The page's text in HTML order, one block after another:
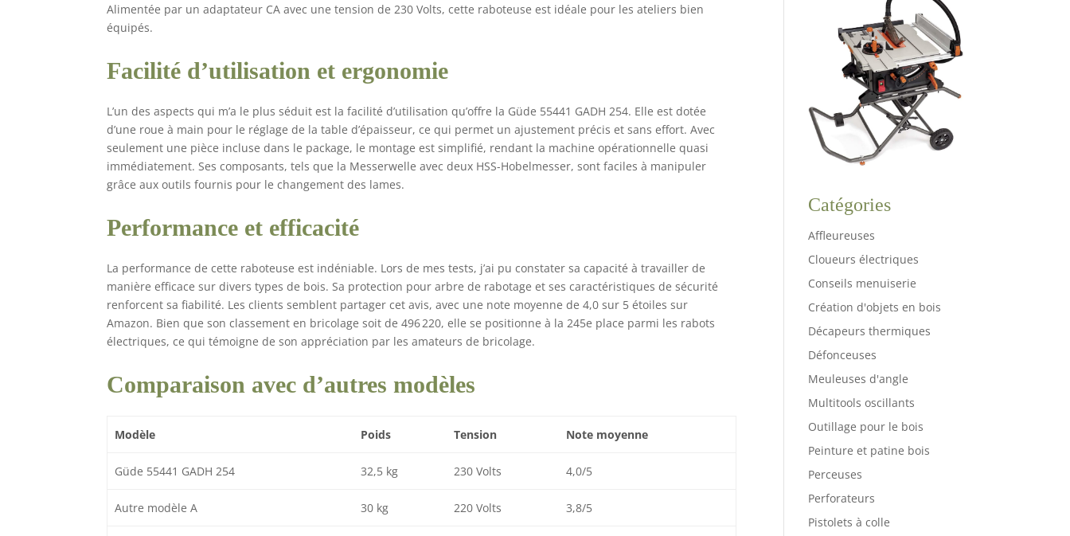
Alimentée par un adaptateur CA avec une tension de 230 Volts, cette raboteuse est idéale pour les ateliers bien
équipés.
Facilité d’utilisation et ergonomie
L’un des aspects qui m’a le plus séduit est la facilité d’utilisation qu’offre la Güde 55441 GADH 254. Elle est dotée
d’une roue à main pour le réglage de la table d’épaisseur, ce qui permet un ajustement précis et sans effort. Avec
seulement une pièce incluse dans le package, le montage est simplifié, rendant la machine opérationnelle quasi
immédiatement. Ses composants, tels que la Messerwelle avec deux HSS-Hobelmesser, sont faciles à manipuler
grâce aux outils fournis pour le changement des lames.
Performance et efficacité
La performance de cette raboteuse est indéniable. Lors de mes tests, j’ai pu constater sa capacité à travailler de
manière efficace sur divers types de bois. Sa protection pour arbre de rabotage et ses caractéristiques de sécurité
renforcent sa fiabilité. Les clients semblent partager cet avis, avec une note moyenne de 4,0 sur 5 étoiles sur
Amazon. Bien que son classement en bricolage soit de 496 220, elle se positionne à la 245e place parmi les rabots
électriques, ce qui témoigne de son appréciation par les amateurs de bricolage.
Comparaison avec d’autres modèles
Modèle Poids Tension Note moyenne
Güde 55441 GADH 254 32,5 kg 230 Volts 4,0/5
Autre modèle A 30 kg 220 Volts 3,8/5
Catégories
Affleureuses
Cloueurs électriques
Conseils menuiserie
Création d'objets en bois
Décapeurs thermiques
Défonceuses
Meuleuses d'angle
Multitools oscillants
Outillage pour le bois
Peinture et patine bois
Perceuses
Perforateurs
Pistolets à colle